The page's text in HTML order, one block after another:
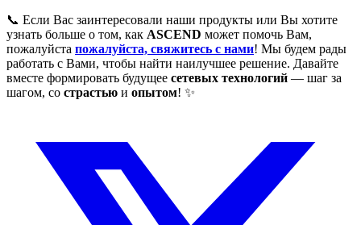
📞 Если Вас заинтересовали наши продукты или Вы хотите
узнать больше о том, как ASCEND может помочь Вам,
пожалуйста пожалуйста, свяжитесь с нами! Мы будем рады
работать с Вами, чтобы найти наилучшее решение. Давайте
вместе формировать будущее сетевых технологий — шаг за
шагом, со страстью и опытом! ✨